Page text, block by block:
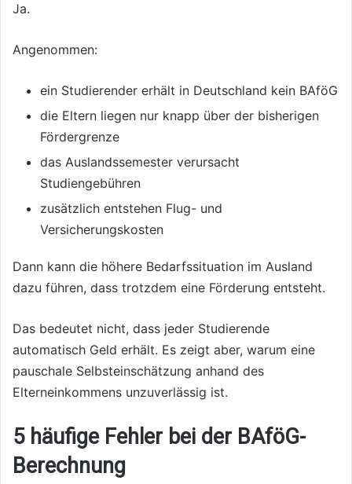
Ja.
Angenommen:
ein Studierender erhält in Deutschland kein BAföG
die Eltern liegen nur knapp über der bisherigen
Fördergrenze
das Auslandssemester verursacht
Studiengebühren
zusätzlich entstehen Flug- und
Versicherungskosten
Dann kann die höhere Bedarfssituation im Ausland
dazu führen, dass trotzdem eine Förderung entsteht.
Das bedeutet nicht, dass jeder Studierende
automatisch Geld erhält. Es zeigt aber, warum eine
pauschale Selbsteinschätzung anhand des
Elterneinkommens unzuverlässig ist.
5 häufige Fehler bei der BAföG-
Berechnung